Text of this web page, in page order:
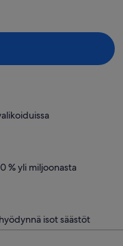
% yli miljoonasta
isot säästöt